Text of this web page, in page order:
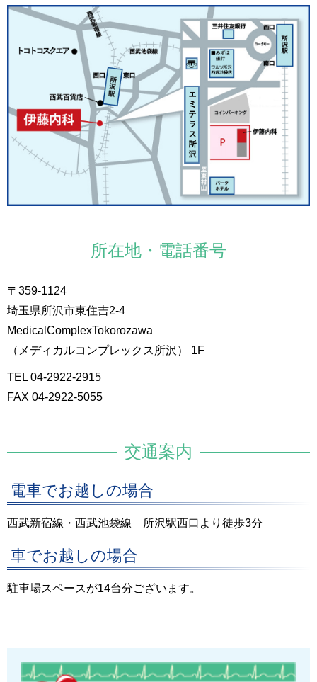
所在地・電話番号
〒359-1124
埼玉県所沢市東住吉2-4
MedicalComplexTokorozawa
（メディカルコンプレックス所沢） 1F
TEL 04-2922-2915
FAX 04-2922-5055
交通案内
電車でお越しの場合
西武新宿線・西武池袋線 所沢駅西口より徒歩3分
車でお越しの場合
駐車場スペースが14台分ございます。